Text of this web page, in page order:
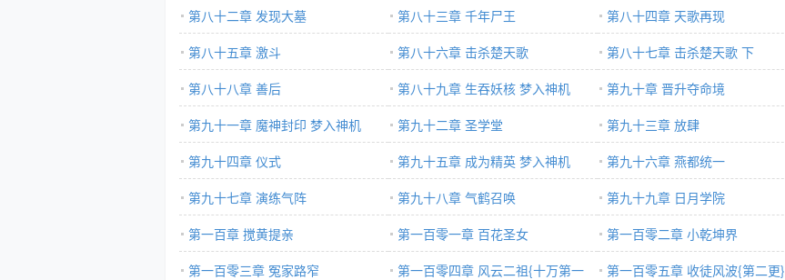
第八十二章 发现大墓
第八十三章 千年尸王
第八十四章 天歌再现
第八十五章 激斗
第八十六章 击杀楚天歌
第八十七章 击杀楚天歌 下
第八十八章 善后
第八十九章 生吞妖核 梦入神机
第九十章 晋升夺命境
第九十一章 魔神封印 梦入神机
第九十二章 圣学堂
第九十三章 放肆
第九十四章 仪式
第九十五章 成为精英 梦入神机
第九十六章 燕都统一
第九十七章 演练气阵
第九十八章 气鹤召唤
第九十九章 日月学院
第一百章 搅黄提亲
第一百零一章 百花圣女
第一百零二章 小乾坤界
第一百零三章 冤家路窄
第一百零四章 风云二祖{十万第一
第一百零五章 收徒风波{第二更}